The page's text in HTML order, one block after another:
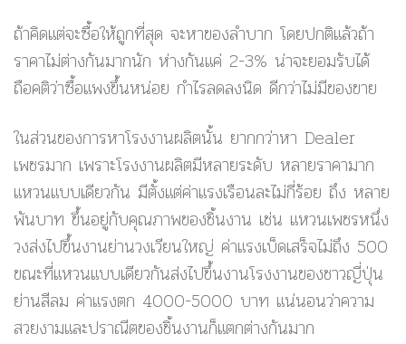
ถ้าคิดแต่จะซื้อให้ถูกที่สุด จะหาของลำบาก โดยปกติแล้วถ้า
ราคาไม่ต่างกันมากนัก ห่างกันแค่ 2-3% น่าจะยอมรับได้
ถือคติว่าซื้อแพงขึ้นหน่อย กำไรลดลงนิด ดีกว่าไม่มีของขาย
ในส่วนของการหาโรงงานผลิตนั้น ยากกว่าหา Dealer
เพชรมาก เพราะโรงงานผลิตมีหลายระดับ หลายราคามาก
แหวนแบบเดียวกัน มีตั้งแต่ค่าแรงเรือนละไม่กี่ร้อย ถึง หลาย
พันบาท ขึ้นอยู่กับคุณภาพของชิ้นงาน เช่น แหวนเพชรหนึ่ง
วงส่งไปขึ้นงานย่านวงเวียนใหญ่ ค่าแรงเบ็ดเสร็จไม่ถึง 500
ขณะที่แหวนแบบเดียวกันส่งไปขึ้นงานโรงงานของชาวญี่ปุ่น
ย่านสีลม ค่าแรงตก 4000-5000 บาท แน่นอนว่าความ
สวยงามและปราณีตของชิ้นงานก็แตกต่างกันมาก